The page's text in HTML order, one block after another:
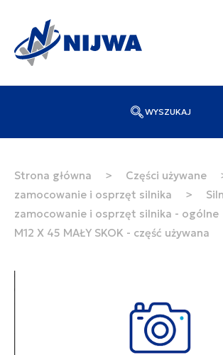
WYSZUKAJ
Strona główna > Części używane
zamocowanie i osprzęt silnika
>
zamocowanie i osprzęt silnika - ogólne
M12 X 45 MAŁY SKOK - część używana